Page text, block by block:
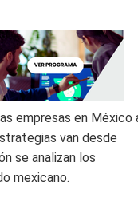
empresas en México
van desde
se analizan los
mexicano.